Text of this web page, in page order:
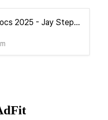
Write The Docs 2025 - Jay Stephens